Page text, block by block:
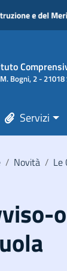
Bogni, 2 -
Servizi
/ Novità / Le